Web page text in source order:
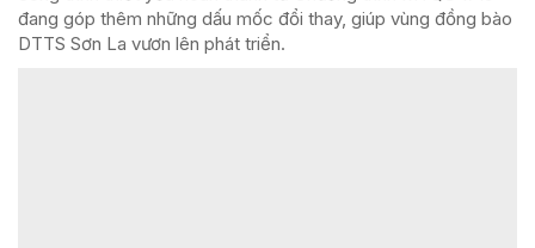
đang góp thêm những dấu mốc đổi thay, giúp vùng đồng bào
DTTS Sơn La vươn lên phát triển.